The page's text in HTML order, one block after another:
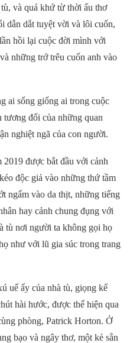
và quá khứ từ thời ấu thơ
dẫn dắt tuyệt vời và lôi cuốn,
hồi lại cuộc đời mình với
những trớ trêu cuốn anh vào
ai sống giống ai trong cuộc
tương đối của những quan
nghiệt ngã của con người.
2019 được bắt đầu với cảnh
độc giả vào những thứ tầm
ngấm vào da thịt, những tiếng
hay cảnh chung đụng với
tù nơi người ta không gọi họ
như với lũ gia súc trong trang
uế ấy của nhà tù, giọng kể
hài hước, được thể hiện qua
phòng, Patrick Horton. Ở
bạo và ngây thơ, một kẻ sẵn